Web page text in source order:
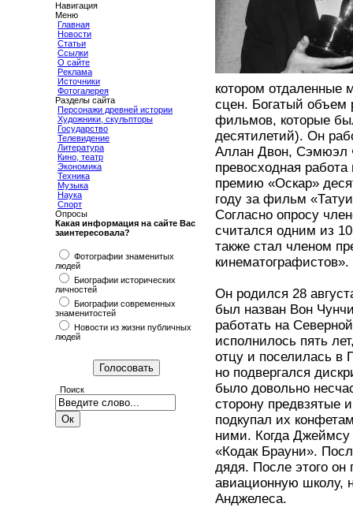
Навигация
Меню
Главная
Новости
Статьи
Ссылки
О сайте
Реклама
Источники
Фотогалерея
Разделы сайта
Персонажи древней истории
Художники, скульпторы
Государство
Телевидение
Литература
Кино, театр
Экономика
Техника
Музыка
Наука
Спорт
Опросы
Какая информация на сайте Вас
заинтересовала?
Фотографии знаменитых
людей
Биографии исторических
личностей
Биографии современных
знаменитостей
Новости из жизни публичных
людей
Поиск
котором отдаленные
сцен. Богатый объем
фильмов, которые
десятилетий). Он
Аллан Двон, Сэмюэл
превосходная
премию «Оскар»
году за фильм
Согласно опросу
считался одним из
также стал членом
кинематографистов».
Он родился 28
был назван Вон
работать на
исполнилось пять
отцу и поселилась в
но подвергался
было довольно
сторону предвзятые
подкупал их
ними. Когда
«Кодак Брауни».
дядя. После этого он
авиационную школу,
Анджелеса.